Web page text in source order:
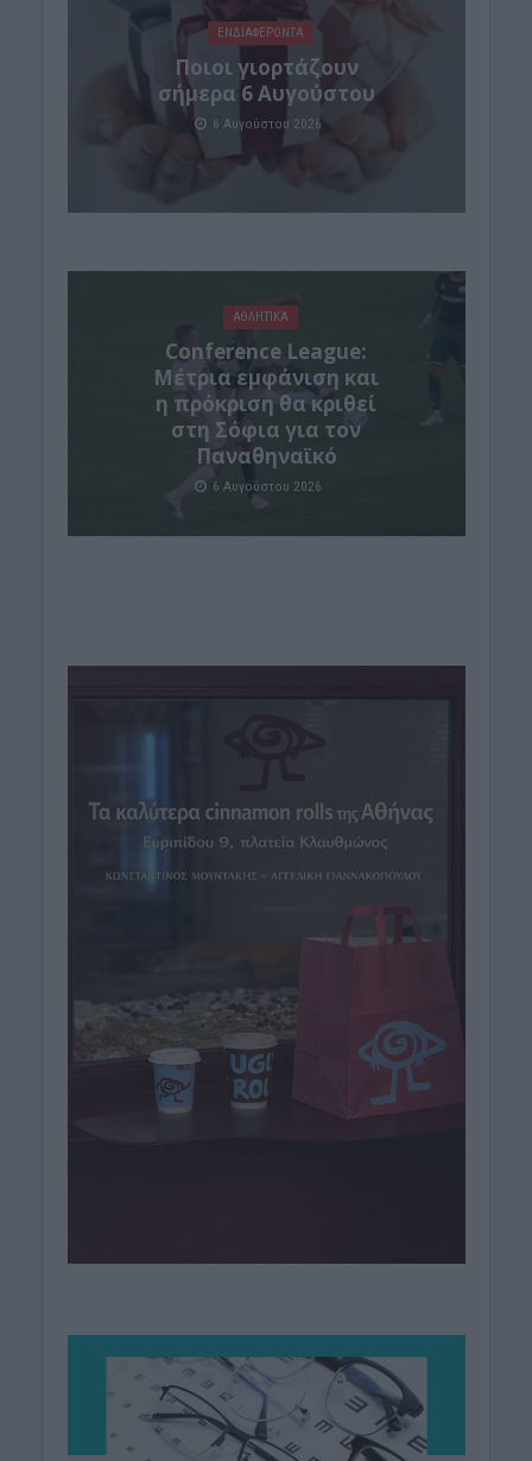
ΕΝΔΙΑΦΕΡΟΝΤΑ
Ποιοι γιορτάζουν
σήμερα 6 Αυγούστου
6 Αυγούστου 2026
ΑΘΛΗΤΙΚΑ
Conference League:
Μέτρια εμφάνιση και
η πρόκριση θα κριθεί
στη Σόφια για τον
Παναθηναϊκό
6 Αυγούστου 2026